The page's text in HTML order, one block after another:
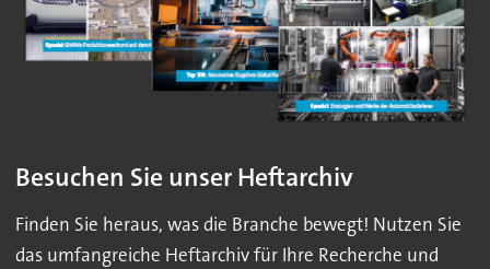
Besuchen Sie unser Heftarchiv
Finden Sie heraus, was die Branche bewegt! Nutzen Sie
das umfangreiche Heftarchiv für Ihre Recherche und